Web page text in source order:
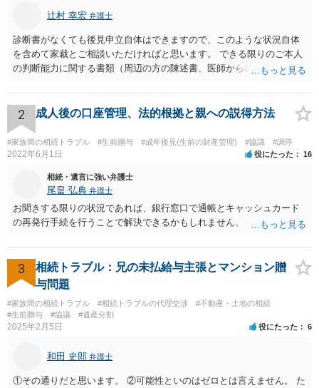
辻村 幸宏 弁護士
診断書がなくても後見申立自体はできますので、このような状況自体
を含めて家裁とご相談いただければと思います。 できる限りのご本人
の判断能力に関する書類（周辺の方の陳述書、医師からの聴取書等）
をしていただければそこから先は進むのではないかと存じます。 ま
た、Aさんの意向を酌みすぎるあまりに後見申立ができない状況にして
いる施設の問題もありますので、当該地域の地域包括支援センターに
ご相談されるのもひとつの方法です。
2 成人後の口座管理、法的根拠と親への説得方法
#家族間の相続トラブル #生前贈与 #成年後見(生前の財産管理) #協議 #調停
2022年6月1日 役にたった 16
相続・遺言に強い弁護士
尾畠 弘典 弁護士
お聞きする限りの状況であれば、銀行窓口で通帳とキャッシュカード
の再発行手続を行うことで解決できるかもしれません。
3
相続トラブル：兄の未払給与主張とマンション贈
与問題
#家族間の相続トラブル #相続トラブルの代理交渉
#不動産・土地の相続
#生前贈与
#協議 #遺産分割
2025年2月5日 役にたった 6
和田 史郎 弁護士
①その通りだと思います。 ②可能性といのはゼロとは言えません。 た